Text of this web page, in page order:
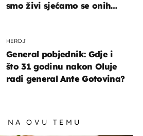
smo živi sjećamo se onih
HEROJ
General pobjednik: Gdje i
što 31 godinu nakon Oluje
radi general Ante Gotovina?
NA OVU TEMU